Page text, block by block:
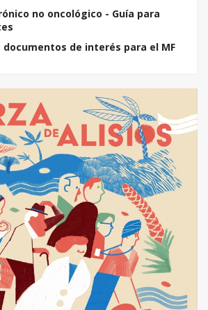
no oncológico - Guía para
documentos de interés para el MF